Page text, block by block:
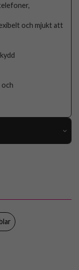
och mjukt att
och